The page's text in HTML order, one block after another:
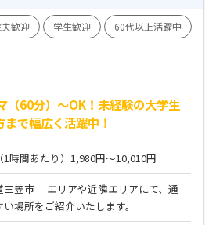
歓迎 学生歓迎
60代以上活躍中
（60分）～OK！未経験の大学生
で幅広く活躍中！
1時間あたり）1,980円～10,010円
三笠市 エリアや近隣エリアにて、通
い場所をご紹介いたします。